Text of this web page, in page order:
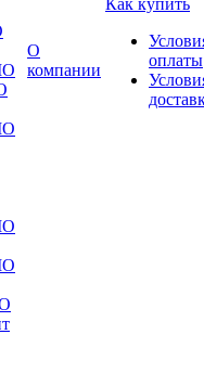
О
компании
Как купить
оплаты